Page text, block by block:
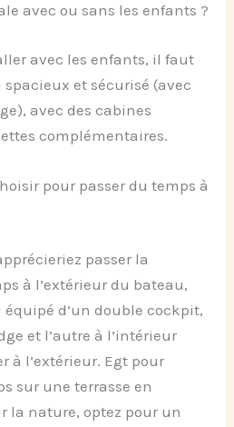
avec ou sans les enfants ?
avec les enfants, il faut
et sécurisé (avec
avec des cabines
complémentaires.
pour passer du temps à
passer la
à l’extérieur du bateau,
d’un double cockpit,
et l’autre à l’intérieur
à l’extérieur. Egt pour
sur une terrasse en
la nature, optez pour un